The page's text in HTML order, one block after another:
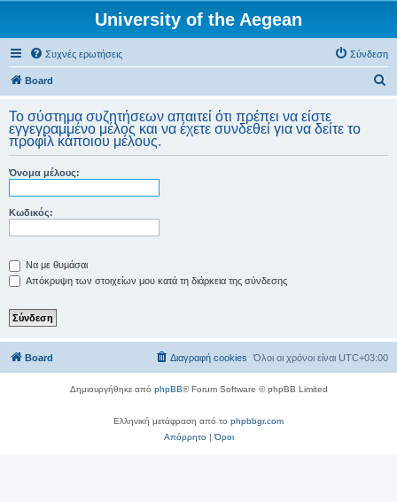
University of the Aegean
Συχνές ερωτήσεις Σύνδεση
Board
Το σύστημα συζητήσεων απαιτεί ότι πρέπει να είστε
εγγεγραμμένο μέλος και να έχετε συνδεθεί για να δείτε το
προφίλ κάποιου μέλους.
Όνομα μέλους:
Κωδικός:
Να με θυμάσαι
Απόκρυψη των στοιχείων μου κατά τη διάρκεια της σύνδεσης
Board Όλοι οι χρόνοι είναι UTC+03:00
Διαγραφή cookies
Δημιουργήθηκε από phpBB® Forum Software © phpBB Limited
Ελληνική μετάφραση από το phpbbgr.com
Απόρρητο|Όροι